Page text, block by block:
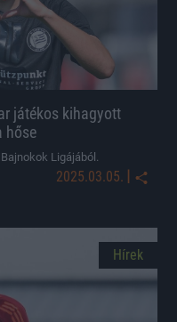
játékos kihagyott
hőse
Ligájából.
2025.03.05.
Hírek